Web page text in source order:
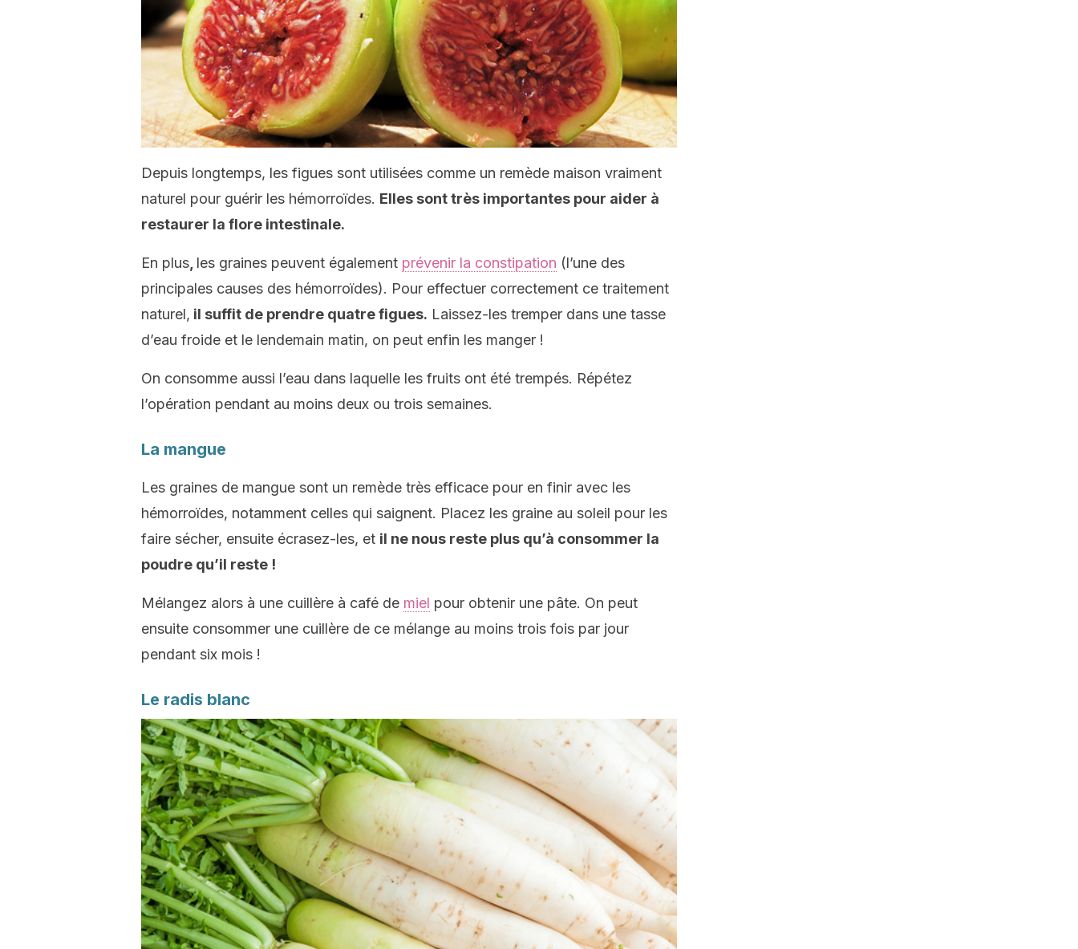
Depuis longtemps, les figues sont utilisées comme un remède maison vraiment
naturel pour guérir les hémorroïdes. Elles sont très importantes pour aider à
restaurer la flore intestinale.
En plus les graines peuvent également prévenir la constipation (l’une des
principales causes des hémorroïdes). Pour effectuer correctement ce traitement
naturel, il suffit de prendre quatre figues. Laissez-les tremper dans une tasse
d’eau froide et le lendemain matin, on peut enfin les manger !
On consomme aussi l’eau dans laquelle les fruits ont été trempés. Répétez
l’opération pendant au moins deux ou trois semaines.
La mangue
Les graines de mangue sont un remède très efficace pour en finir avec les
hémorroïdes, notamment celles qui saignent. Placez les graine au soleil pour les
faire sécher, ensuite écrasez-les, et il ne nous reste plus qu’à consommer la
poudre qu’il reste !
Mélangez alors à une cuillère à café de miel pour obtenir une pâte. On peut
ensuite consommer une cuillère de ce mélange au moins trois fois par jour
pendant six mois !
Le radis blanc